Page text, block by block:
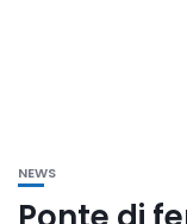
NEWS